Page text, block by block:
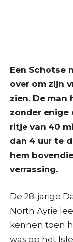
Een Schotse
over om zijn
zien. De man
zonder enige
ritje van 40
dan 4 uur te
hem
verrassing.
De 28-jarige
North Ayrie
kennen toen
was op het